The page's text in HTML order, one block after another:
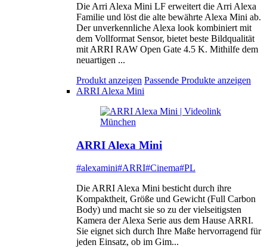
Die Arri Alexa Mini LF erweitert die Arri Alexa
Familie und löst die alte bewährte Alexa Mini ab.
Der unverkennliche Alexa look kombiniert mit
dem Vollformat Sensor, bietet beste Bildqualität
mit ARRI RAW Open Gate 4.5 K. Mithilfe dem
neuartigen ...
Produkt anzeigen Passende Produkte anzeigen
ARRI Alexa Mini
ARRI Alexa Mini
#alexamini#ARRI#Cinema#PL
Die ARRI Alexa Mini besticht durch ihre
Kompaktheit, Größe und Gewicht (Full Carbon
Body) und macht sie so zu der vielseitigsten
Kamera der Alexa Serie aus dem Hause ARRI.
Sie eignet sich durch Ihre Maße hervorragend für
jeden Einsatz, ob im Gim...